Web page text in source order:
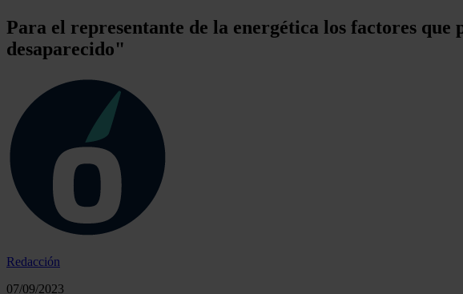
Para el representante de la energética los factores
desaparecido"
Redacción
07/09/2023